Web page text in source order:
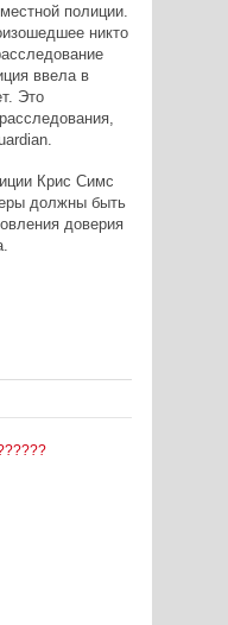
полиции.
никто
ввела в
Это
Крис Симс
должны быть
доверия